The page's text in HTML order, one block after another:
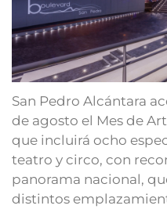
San Pedro Alcántara
de agosto el Mes de
que incluirá ocho
teatro y circo, con
panorama nacional,
distintos